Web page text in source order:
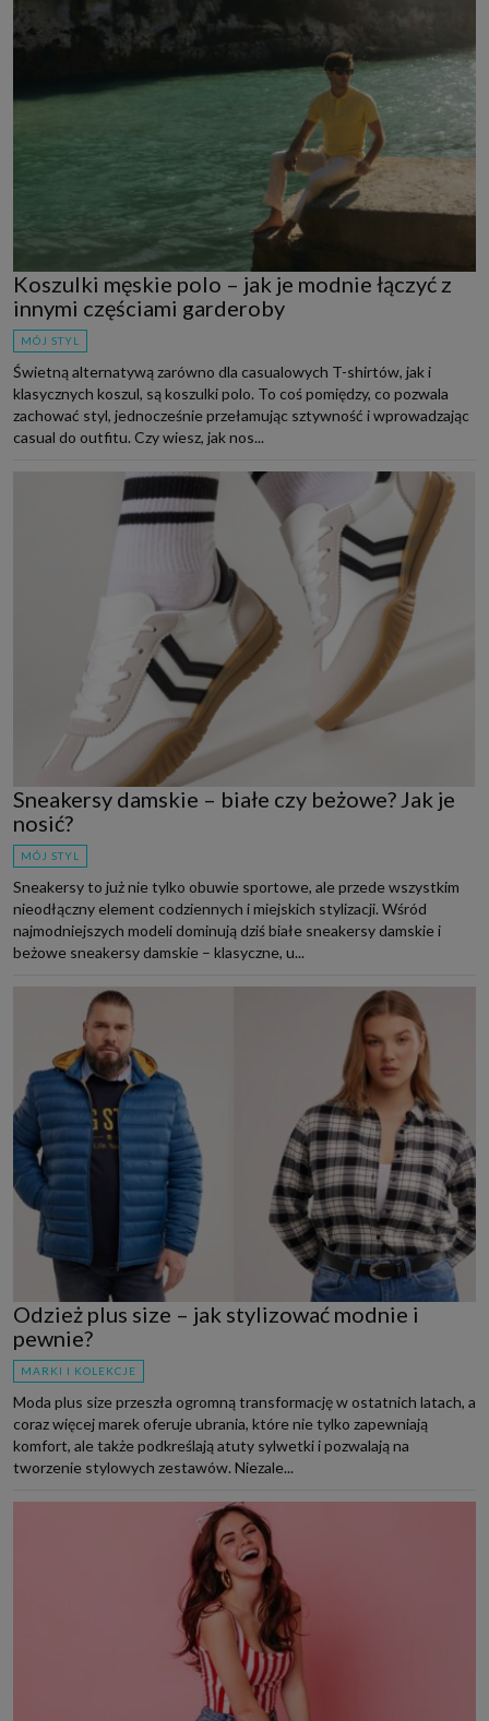
Koszulki męskie polo – jak je modnie łączyć z
innymi częściami garderoby
MÓJ STYL
Świetną alternatywą zarówno dla casualowych T-shirtów, jak i
klasycznych koszul, są koszulki polo. To coś pomiędzy, co pozwala
zachować styl, jednocześnie przełamując sztywność i wprowadzając
casual do outfitu. Czy wiesz, jak nos...
Sneakersy damskie – białe czy beżowe? Jak je
nosić?
MÓJ STYL
Sneakersy to już nie tylko obuwie sportowe, ale przede wszystkim
nieodłączny element codziennych i miejskich stylizacji. Wśród
najmodniejszych modeli dominują dziś białe sneakersy damskie i
beżowe sneakersy damskie – klasyczne, u...
Odzież plus size – jak stylizować modnie i
pewnie?
MARKI I KOLEKCJE
Moda plus size przeszła ogromną transformację w ostatnich latach, a
coraz więcej marek oferuje ubrania, które nie tylko zapewniają
komfort, ale także podkreślają atuty sylwetki i pozwalają na
tworzenie stylowych zestawów. Niezale...